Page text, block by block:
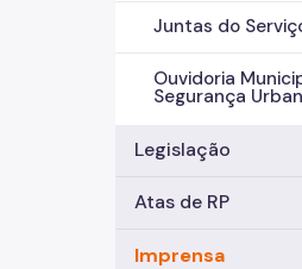
Juntas do
Ouvidoria
Segurança
Legislação
Atas de RP
Imprensa